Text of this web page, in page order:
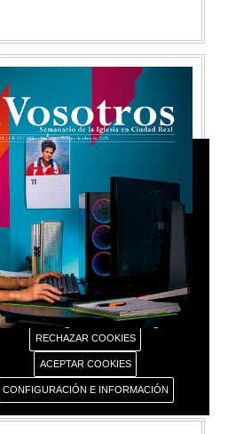
de Letrán
USO DE COOKIES
web únicamente utiliza cookies propias
técnica, no recaba ni cede datos de
personal de los usuarios sin su
contiene enlaces a sitios web de
con políticas de privacidad ajenas este
web que usted podrá decidir si acepta o no
acceda a ellos.
sobre el uso de nuestras cookies.
RECHAZAR COOKIES
ACEPTAR COOKIES
CONFIGURACIÓN E INFORMACIÓN